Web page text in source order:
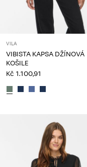
VILA
VIBISTA KAPSA DŽÍNOVÁ
KOŠILE
Kč 1.100,91